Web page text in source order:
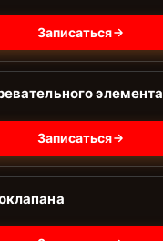
Записаться
элемента
Записаться